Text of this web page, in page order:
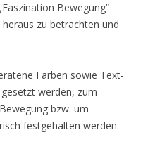
Bewegung“
zu betrachten und
Farben sowie Text-
werden, zum
bzw. um
festgehalten werden.